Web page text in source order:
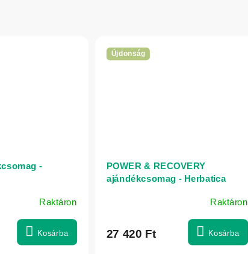
-
Raktáron
Kosárba
Újdonság
POWER & RECOVERY
ajándékcsomag - Herbatica
Raktáron
27 420 Ft Kosárba